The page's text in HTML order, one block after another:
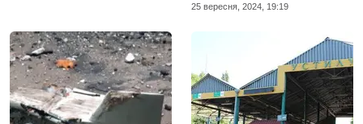
25 вересня, 2024, 19:19